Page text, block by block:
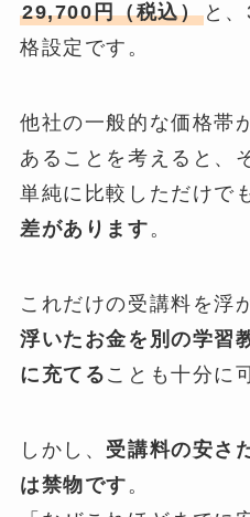
29,700円（税込）と
格設定です。
他社の一般的な価格帯
あることを考えると、
単純に比較しただけで
差があります。
これだけの受講料を浮
浮いたお金を別の学習
に充てる ことも十分に
しかし、 受講料の安さ
は禁物です 。